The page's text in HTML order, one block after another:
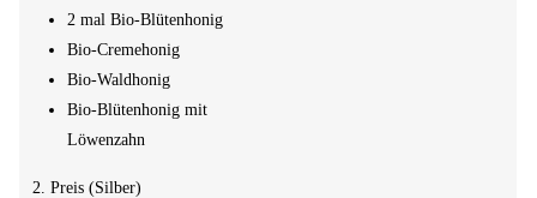
2 mal Bio-Blütenhonig
Bio-Cremehonig
Bio-Waldhonig
Bio-Blütenhonig mit
Löwenzahn
2. Preis (Silber)